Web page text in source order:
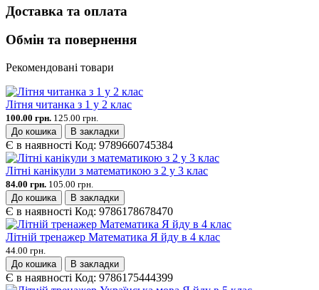
Доставка та оплата
Обмін та повернення
Рекомендовані товари
Літня читанка з 1 у 2 клас
100.00 грн. 125.00 грн.
До кошика
В закладки
Є в наявності Код: 9789660745384
Літні канікули з математикою з 2 у 3 клас
84.00 грн. 105.00 грн.
До кошика
В закладки
Є в наявності Код: 9786178678470
Літній тренажер Математика Я йду в 4 клас
44.00 грн.
До кошика
В закладки
Є в наявності Код: 9786175444399